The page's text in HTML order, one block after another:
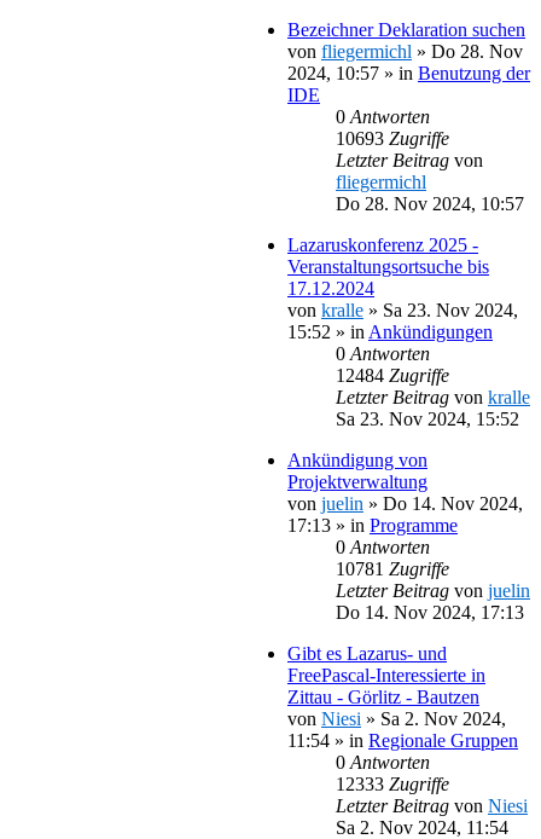
Bezeichner Deklaration suchen
von fliegermichl » Do 28. Nov
2024, 10:57 » in Benutzung der
IDE
0 Antworten
10693 Zugriffe
Letzter Beitrag von
fliegermichl
Do 28. Nov 2024, 10:57
Lazaruskonferenz 2025 -
Veranstaltungsortsuche bis
17.12.2024
von kralle » Sa 23. Nov 2024,
15:52 » in Ankündigungen
0 Antworten
12484 Zugriffe
Letzter Beitrag von kralle
Sa 23. Nov 2024, 15:52
Ankündigung von
Projektverwaltung
von juelin » Do 14. Nov 2024,
17:13 » in Programme
0 Antworten
10781 Zugriffe
Letzter Beitrag von juelin
Do 14. Nov 2024, 17:13
Gibt es Lazarus- und
FreePascal-Interessierte in
Zittau - Görlitz - Bautzen
von Niesi » Sa 2. Nov 2024,
11:54 » in Regionale Gruppen
0 Antworten
12333 Zugriffe
Letzter Beitrag von Niesi
Sa 2. Nov 2024, 11:54